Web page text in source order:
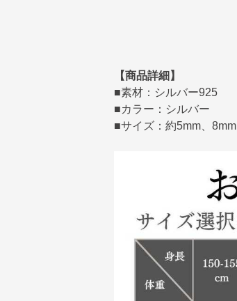
【商品詳細】
■素材：シルバー925
■カラー：シルバー
■サイズ：約5mm、8mm